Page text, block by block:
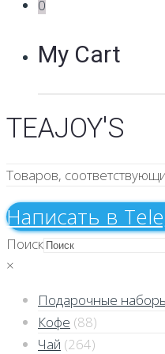
0
My Cart
TEAJOY'S
Товаров,
Напиcать в
Поиск
×
Подарочные
Кофе (88)
Чай (264)